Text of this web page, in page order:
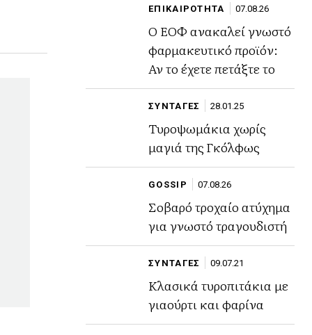
ΕΠΙΚΑΙΡΟΤΗΤΑ 07.08.26
Ο ΕΟΦ ανακαλεί γνωστό
φαρμακευτικό προϊόν:
Αν το έχετε πετάξτε το
ΣΥΝΤΑΓΕΣ 28.01.25
Τυροψωμάκια χωρίς
μαγιά της Γκόλφως
GOSSIP 07.08.26
Σοβαρό τροχαίο ατύχημα
για γνωστό τραγουδιστή
ΣΥΝΤΑΓΕΣ 09.07.21
Κλασικά τυροπιτάκια με
γιαούρτι και φαρίνα